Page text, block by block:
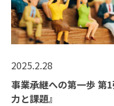
2025.2.28
事業承継への第一歩 第
力と課題』